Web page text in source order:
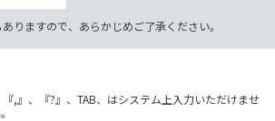
りますので、あらかじめご了承ください。
,』、『?』、TAB、はシステム上入力いただけませ